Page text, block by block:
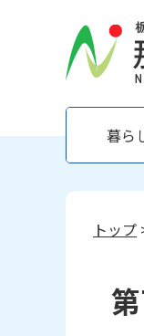
暮ら
トップ